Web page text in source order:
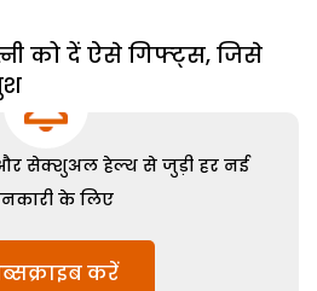
को दें ऐसे गिफ्ट्स, जिसे
सेक्शुअल हेल्थ से जुड़ी हर नई
के लिए
करें